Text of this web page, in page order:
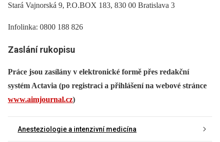
Stará Vajnorská 9, P.O.BOX 183, 830 00 Bratislava 3
Infolinka: 0800 188 826
Zaslání rukopisu
Práce jsou zasílány v elektronické formě přes redakční
systém Actavia (po registraci a přihlášení na webové stránce
www.aimjournal.cz)
Anesteziologie a intenzivní medicína